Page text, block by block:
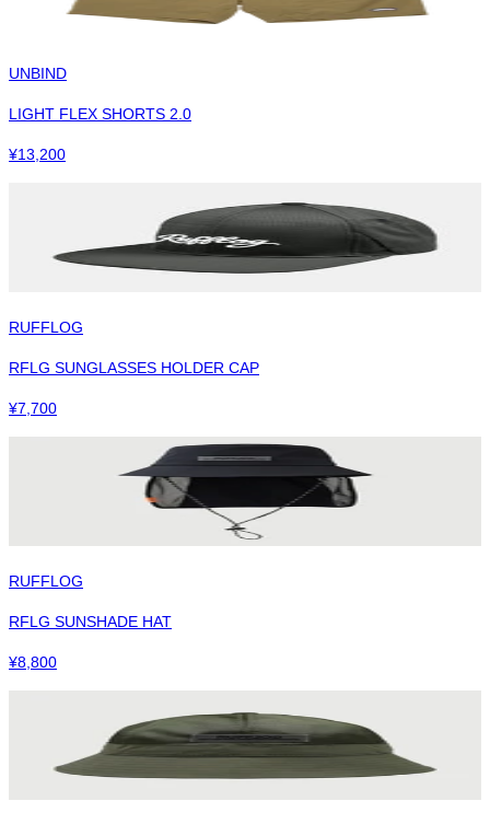
UNBIND
LIGHT FLEX SHORTS 2.0
¥13,200
RUFFLOG
RFLG SUNGLASSES HOLDER CAP
¥7,700
RUFFLOG
RFLG SUNSHADE HAT
¥8,800